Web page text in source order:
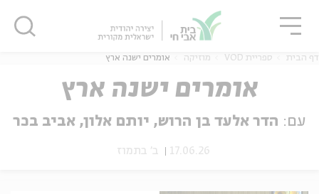
אנגלית נוער
דף הבית ספריית VOD מוזיקה אומרים ישנה ארץ
אומרים ישנה ארץ
עם: הדר אלעד בן הרוש, יותם אלון, אביב בכר
17.06.26 ב' בתמוז
סגור